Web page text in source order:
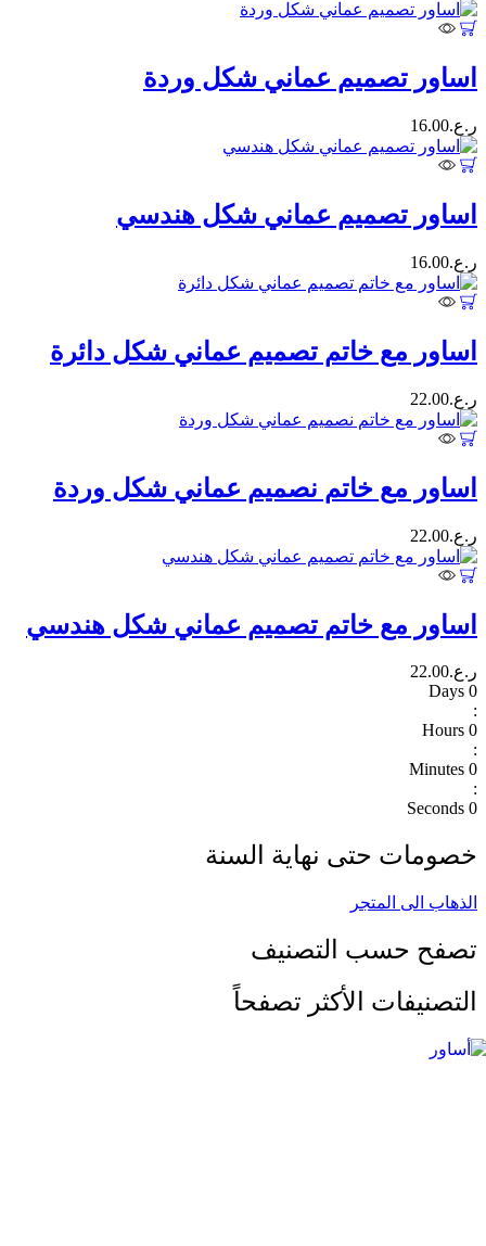
اساور تصميم عماني شكل وردة
ر.ع.16.00
اساور تصميم عماني شكل هندسي
ر.ع.16.00
اساور مع خاتم تصميم عماني شكل دائرة
ر.ع.22.00
اساور مع خاتم نصميم عماني شكل وردة
ر.ع.22.00
اساور مع خاتم تصميم عماني شكل هندسي
ر.ع.22.00
0
Days
:
0
Hours
:
0
Minutes
:
0
Seconds
خصومات حتى نهاية السنة
الذهاب الى المتجر
تصفح حسب التصنيف
التصنيفات الأكثر تصفحاً